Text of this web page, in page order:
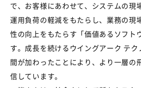
で、お客様にあわせて、システムの現
運用負荷の軽減をもたらし、業務の現
性の向上をもたらす「価値あるソフト
す。成長を続けるウイングアーク テ
間が加わったことにより、より一層の
信しています。